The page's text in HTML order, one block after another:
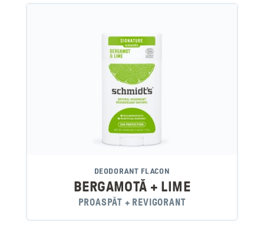
DEODORANT FLACON
BERGAMOTĂ + LIME
PROASPĂT + REVIGORANT